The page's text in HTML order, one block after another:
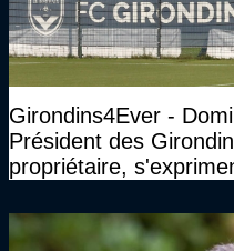
Girondins4Ever -
Président des
propriétaire,